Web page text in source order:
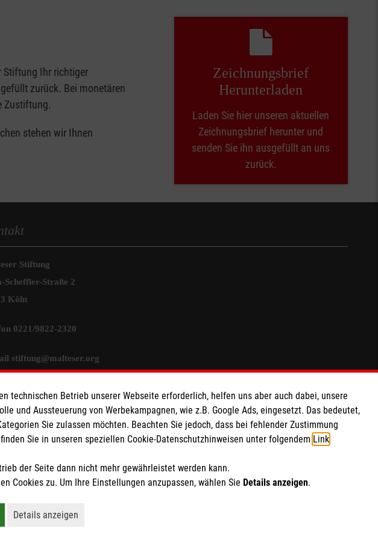
Stiftung Ihr richtiger
zurück. Bei monetären
Zustiftung.
stehen wir Ihnen
Zeichnungsbrief
Herunterladen
Laden Sie hier unseren aktuellen
Zeichnungsbrief herunter und
senden Sie ihn ausgefüllt an uns
zurück.
Stiftung
Scheffler-Straße 2
Köln
0221/9822-2320
stiftung@malteser.org
befreit.
technischen Betrieb unserer Webseite erforderlich, helfen uns aber auch dabei, unsere
und Aussteuerung von Werbekampagnen, wie z.B. Google Ads, eingesetzt. Das bedeutet,
Sie zulassen möchten. Beachten Sie jedoch, dass bei fehlender Zustimmung
Sie in unseren speziellen Cookie-Datenschutzhinweisen unter folgendem Link
der Seite dann nicht mehr gewährleistet werden kann.
Cookies zu. Um Ihre Einstellungen anzupassen, wählen Sie Details anzeigen.
Cookies ab
alle Cookies einschließlich Marketing und Analyse
Details anzeigen